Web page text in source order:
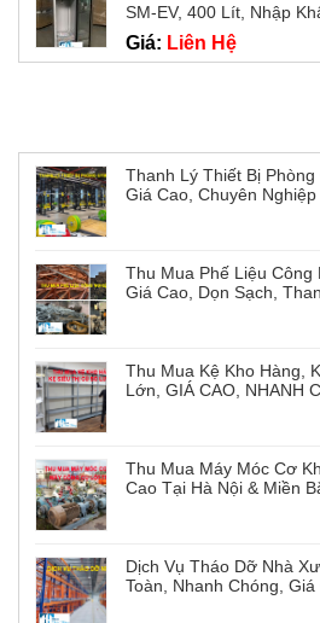
SM-EV, 400 Lít, Nhập
Giá: Liên Hệ
Thanh Lý Thiết Bị
Giá Cao, Chuyên Nghiệp
Thu Mua Phế Liệu Công
Giá Cao, Dọn Sạch,
Thu Mua Kệ Kho Hàng,
Lớn, GIÁ CAO, NHANH
Thu Mua Máy Móc Cơ
Cao Tại Hà Nội & Miền
Dịch Vụ Tháo Dỡ Nhà
Toàn, Nhanh Chóng, Giá